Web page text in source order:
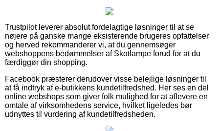
Trustpilot leverer absolut fordelagtige løsninger til at se
nøjere på ganske mange eksisterende brugeres opfattelser
og herved rekommanderer vi, at du gennemsøger
webshoppens bedømmelser af Skotlampe forud for at du
færdiggør din shopping.
Facebook præsterer derudover visse belejlige løsninger til
at få indtryk af e-butikkens kundetilfredshed. Her ses en del
online webshops som giver folk mulighed for at aflevere en
omtale af virksomhedens service, hvilket ligeledes bør
udnyttes til vurdering af kundetilfredsheden.